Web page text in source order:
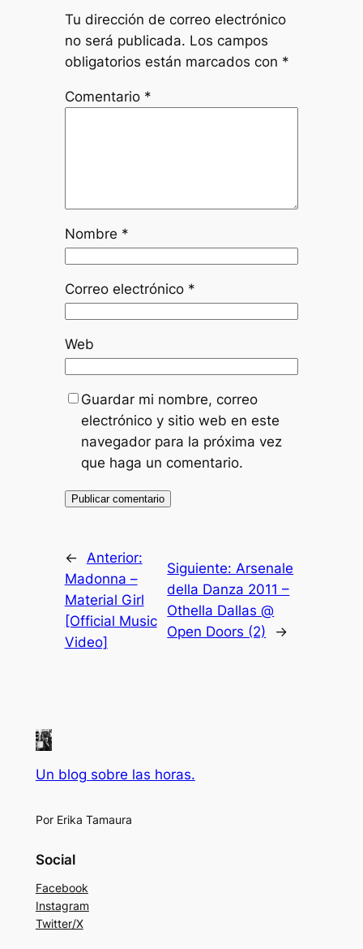
Tu dirección de correo electrónico
no será publicada. Los campos
obligatorios están marcados con *
Comentario *
Nombre *
Correo electrónico *
Web
Guardar mi nombre, correo
electrónico y sitio web en este
navegador para la próxima vez
que haga un comentario.
←
Anterior:
Madonna –
Material Girl
[Official Music
Video]
Siguiente: Arsenale
della Danza 2011 –
Othella Dallas @
Open Doors (2)
→
Un blog sobre las horas.
Por Erika Tamaura
Social
Facebook
Instagram
Twitter/X